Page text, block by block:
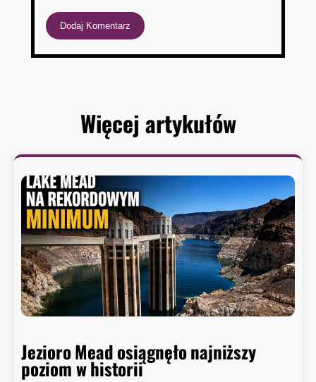
Więcej artykułów
Jezioro Mead osiągnęło najniższy
poziom w historii